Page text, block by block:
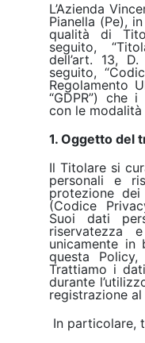
L’Azienda
Pianella (Pe),
qualità di
seguito,
dell’art. 13,
seguito,
Regolamento
“GDPR”) che
con le
1. Oggetto del
Il Titolare si
personali e
protezione
(Codice
Suoi dati
riservatezza
unicamente in
questa
Trattiamo i
durante
registrazione
In particolare,